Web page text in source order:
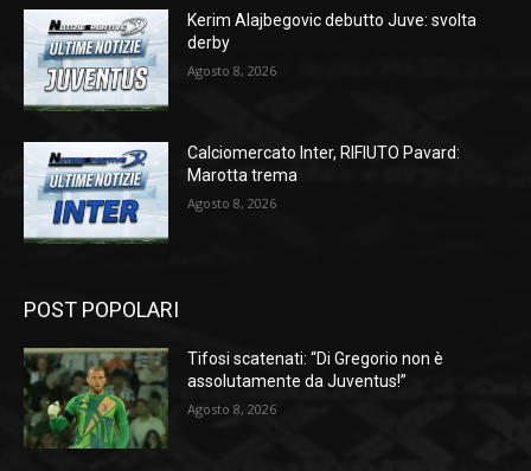
Kerim Alajbegovic debutto Juve: svolta
derby
Agosto 8, 2026
Calciomercato Inter, RIFIUTO Pavard:
Marotta trema
Agosto 8, 2026
POST POPOLARI
Tifosi scatenati: “Di Gregorio non è
assolutamente da Juventus!”
Agosto 8, 2026